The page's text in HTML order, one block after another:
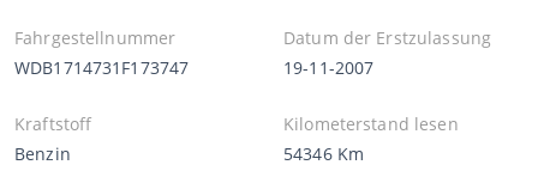
Fahrgestellnummer
WDB1714731F173747
Datum der Erstzulassung
19-11-2007
Kraftstoff
Benzin
Kilometerstand lesen
54346 Km